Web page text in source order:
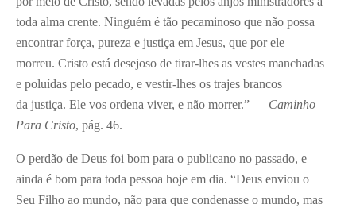
toda alma crente. Ninguém é tão pecaminoso que não possa
encontrar força, pureza e justiça em Jesus, que por ele
morreu. Cristo está desejoso de tirar-lhes as vestes manchadas
e poluídas pelo pecado, e vestir-lhes os trajes brancos
da justiça. Ele vos ordena viver, e não morrer.” — Caminho
Para Cristo, pág. 46.
O perdão de Deus foi bom para o publicano no passado, e
ainda é bom para toda pessoa hoje em dia. “Deus enviou o
Seu Filho ao mundo, não para que condenasse o mundo, mas